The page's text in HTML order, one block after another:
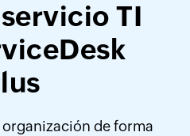
TI
organización de forma